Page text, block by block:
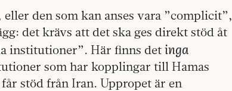
den som kan anses vara ”complicit”,
det krävs att det ska ges direkt stöd åt
institutioner”. Här finns det inga
som har kopplingar till Hamas
stöd från Iran. Uppropet är en